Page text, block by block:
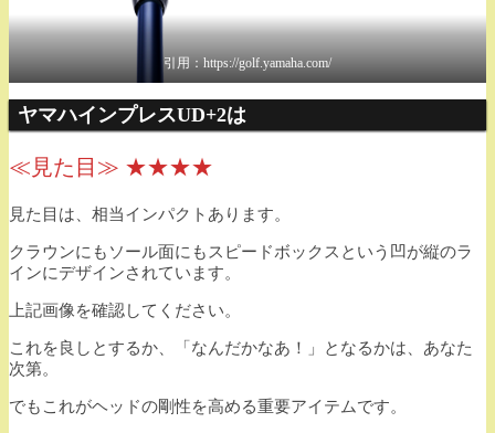
引用：https://golf.yamaha.com/
ヤマハインプレスUD+2は
≪見た目≫ ★★★★
見た目は、相当インパクトあります。
クラウンにもソール面にもスピードボックスという凹が縦のラ
インにデザインされています。
上記画像を確認してください。
これを良しとするか、「なんだかなあ！」となるかは、あなた
次第。
でもこれがヘッドの剛性を高める重要アイテムです。